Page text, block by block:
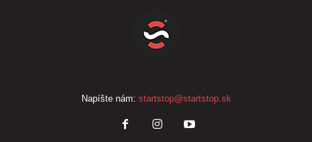
Napíšte nám: startstop@startstop.sk